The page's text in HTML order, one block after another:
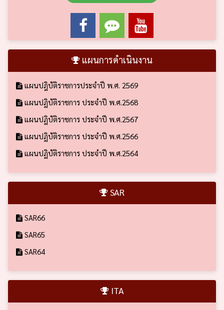
แผนการดำเนินงาน
แผนปฎิบัติราชการประจำปี พ.ศ. 2569
แผนปฏิบัติราชการ ประจำปี พ.ศ.2568
แผนปฏิบัติราชการ ประจำปี พ.ศ.2567
แผนปฏิบัติราชการ ประจำปี พ.ศ.2566
แผนปฏิบัติราชการ ประจำปี พ.ศ.2564
SAR
SAR66
SAR65
SAR64
ITA